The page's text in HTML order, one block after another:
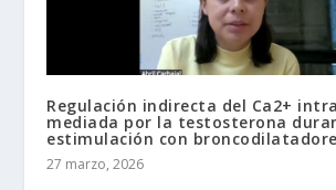
Regulación indirecta del Ca2+
mediada por la testosterona
estimulación con
27 marzo, 2026